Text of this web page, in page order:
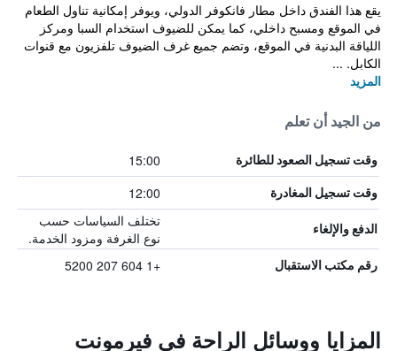
يقع هذا الفندق داخل مطار فانكوفر الدولي، ويوفر إمكانية تناول الطعام
في الموقع ومسبح داخلي، كما يمكن للضيوف استخدام السبا ومركز
اللياقة البدنية في الموقع، وتضم جميع غرف الضيوف تلفزيون مع قنوات
الكابل. ...
المزيد
من الجيد أن تعلم
وقت تسجيل الصعود للطائرة 15:00
وقت تسجيل المغادرة 12:00
الدفع والإلغاء
تختلف السياسات حسب
نوع الغرفة ومزود الخدمة.
رقم مكتب الاستقبال +1 604 207 5200
المزايا ووسائل الراحة في فيرمونت